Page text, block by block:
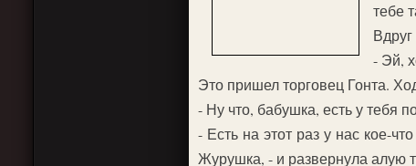
тебе
- Эй,
Это пришел торговец Гонта.
- Ну что, бабушка, есть у тебя
- Есть на этот раз у нас кое-
Журушка, - и развернула алую